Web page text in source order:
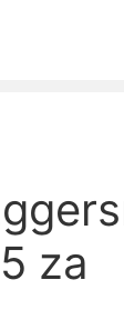
za